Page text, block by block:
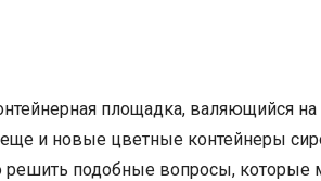
площадка, валяющийся
и новые цветные контейнеры
подобные вопросы, которые